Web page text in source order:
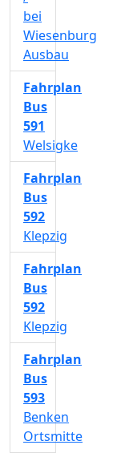
bei
Wiesenburg
Ausbau
Fahrplan
Bus
591
Welsigke
Fahrplan
Bus
592
Klepzig
Fahrplan
Bus
592
Klepzig
Fahrplan
Bus
593
Benken
Ortsmitte